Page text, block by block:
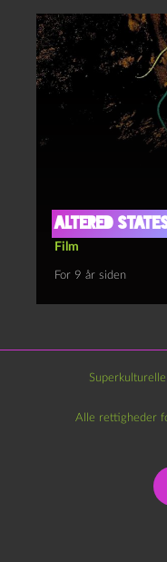
Altered States
Film
For 9 år siden
Alle rettigheder